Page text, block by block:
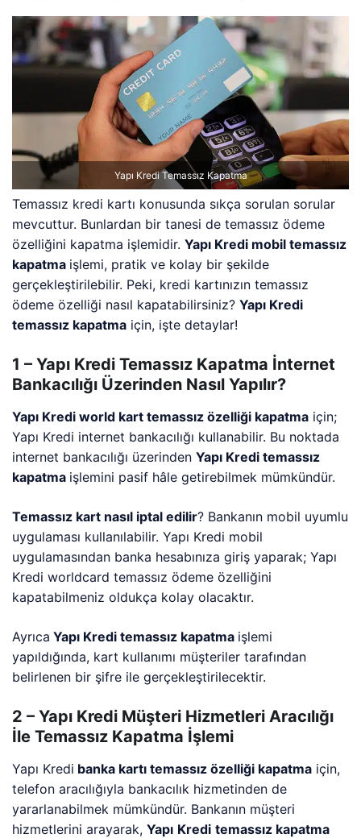
Yapı Kredi Temassız Kapatma
Temassız kredi kartı konusunda sıkça sorulan sorular
mevcuttur. Bunlardan bir tanesi de temassız ödeme
özelliğini kapatma işlemidir.Yapı Kredi mobil temassız
kapatma işlemi, pratik ve kolay bir şekilde
gerçekleştirilebilir. Peki, kredi kartınızın temassız
ödeme özelliği nasıl kapatabilirsiniz?Yapı Kredi
temassız kapatma için, işte detaylar!
1 – Yapı Kredi Temassız Kapatma İnternet
Bankacılığı Üzerinden Nasıl Yapılır?
Yapı Kredi world kart temassız özelliği kapatma için;
Yapı Kredi internet bankacılığı kullanabilir. Bu noktada
internet bankacılığı üzerindenYapı Kredi temassız
kapatma işlemini pasif hâle getirebilmek mümkündür.
Temassız kart nasıl iptal edilir? Bankanın mobil uyumlu
uygulaması kullanılabilir. Yapı Kredi mobil
uygulamasından banka hesabınıza giriş yaparak; Yapı
Kredi worldcard temassız ödeme özelliğini
kapatabilmeniz oldukça kolay olacaktır.
Ayrıca Yapı Kredi temassız kapatma işlemi
yapıldığında, kart kullanımı müşteriler tarafından
belirlenen bir şifre ile gerçekleştirilecektir.
2 – Yapı Kredi Müşteri Hizmetleri Aracılığı
İle Temassız Kapatma İşlemi
Yapı Kredi banka kartı temassız özelliği kapatma için,
telefon aracılığıyla bankacılık hizmetinden de
yararlanabilmek mümkündür. Bankanın müşteri
hizmetlerini arayarak,Yapı Kredi temassız kapatma